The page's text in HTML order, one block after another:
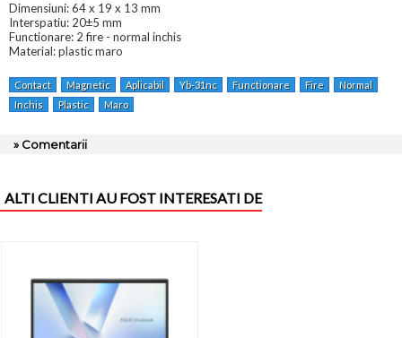
Dimensiuni: 64 x 19 x 13 mm
Interspatiu: 20±5 mm
Functionare: 2 fire - normal inchis
Material: plastic maro
Contact Magnetic Aplicabil Yb-31nc Functionare Fire
Normal
Inchis
Plastic Maro
» Comentarii
ALTI CLIENTI AU FOST INTERESATI DE